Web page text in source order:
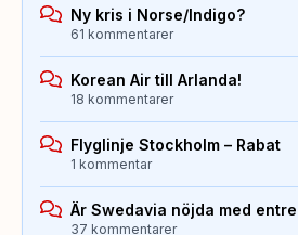
Ny kris i Norse/Indigo?
61 kommentarer
Korean Air till Arlanda!
18 kommentarer
Flyglinje Stockholm – Rabat
1 kommentar
Är Swedavia nöjda med
37 kommentarer